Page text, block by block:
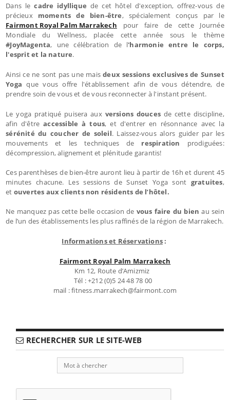
Dans le cadre idyllique de cet hôtel d'exception, offrez-vous de
précieux moments de bien-être, spécialement conçus par le
Fairmont Royal Palm Marrakech pour faire de cette Journée
Mondiale du Wellness, placée cette année sous le thème
#JoyMagenta, une célébration de l'harmonie entre le corps,
l'esprit et la nature.
Ainsi ce ne sont pas une maisdeux sessions exclusives de Sunset
Yoga que vous offre l'établissement afin de vous détendre, de
prendre soin de vous et de vous reconnecter à l'instant présent.
Le yoga pratiqué puisera aux versions douces de cette discipline,
afin d'êtreaccessible à tous, et d'entrer en résonnance avec la
sérénité du coucher de soleil. Laissez-vous alors guider par les
mouvements et les techniques de respiration prodiguées:
décompression, alignement et plénitude garantis!
Ces parenthèses de bien-être auront lieu à partir de 16h et durent 45
minutes chacune. Les sessions de Sunset Yoga sont gratuites,
et ouvertes aux clients non résidents de l’hôtel.
Ne manquez pas cette belle occasion de vous faire du bienau sein
de l’un des établissements les plus raffinés de la région de Marrakech.
Informations et Réservations:
Fairmont Royal Palm Marrakech
Km 12, Route d’Amizmiz
Tél : +212 (0)5 24 48 78 00
mail : fitness.marrakech@fairmont.com
RECHERCHER SUR LE SITE-WEB